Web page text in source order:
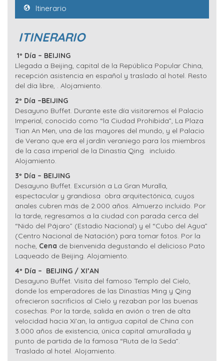
Itinerario
ITINERARIO
1º Día – BEIJING
Llegada a Beijing, capital de la República Popular China,
recepción asistencia en español y traslado al hotel. Resto
del día libre, . Alojamiento.
2º Día –BEIJING
Desayuno Buffet. Durante este día visitaremos el Palacio
Imperial, conocido como “la Ciudad Prohibida”, La Plaza
Tian An Men, una de las mayores del mundo, y el Palacio
de Verano que era el jardín veraniego para los miembros
de la casa imperial de la Dinastía Qing. incluido.
Alojamiento.
3º Día – BEIJING
Desayuno Buffet. Excursión a La Gran Muralla,
espectacular y grandiosa obra arquitectónica, cuyos
anales cubren más de 2.000 años. Almuerzo incluido. Por
la tarde, regresamos a la ciudad con parada cerca del
“Nido del Pájaro” (Estadio Nacional) y el “Cubo del Agua”
(Centro Nacional de Natación) para tomar fotos. Por la
noche, Cena de bienvenida degustando el delicioso Pato
Laqueado de Beijing. Alojamiento.
4º Día – BEIJING / XI’AN
Desayuno Buffet. Visita del famoso Templo del Cielo,
donde los emperadores de las Dinastías Ming y Qing
ofrecieron sacrificios al Cielo y rezaban por las buenas
cosechas. Por la tarde, salida en avión o tren de alta
velocidad hacia Xi’an, la antigua capital de China con
3.000 años de existencia, única capital amurallada y
punto de partida de la famosa “Ruta de la Seda”.
Traslado al hotel. Alojamiento.